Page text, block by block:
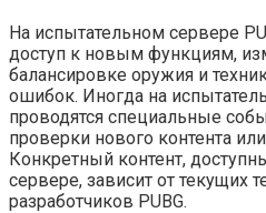
На испытательном сервере
доступ к новым функциям,
балансировке оружия и
ошибок. Иногда на
проводятся специальные
проверки нового контента
Конкретный контент,
сервере, зависит от текущих
разработчиков PUBG.